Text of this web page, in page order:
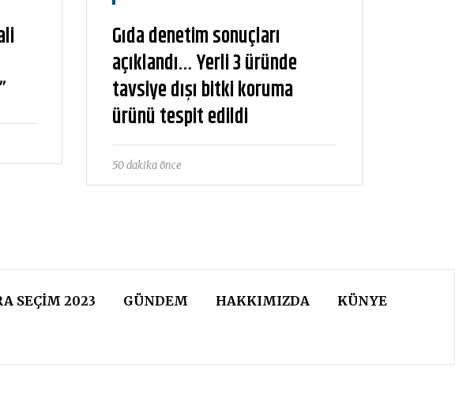
Gıda denetim sonuçları
açıklandı… Yerli 3 üründe
tavsiye dışı bitki koruma
ürünü tespit edildi
50 dakika önce
SEÇIM 2023 GÜNDEM HAKKIMIZDA KÜNYE